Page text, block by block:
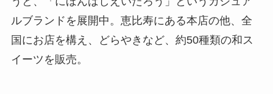
ルブランドを展開中。恵比寿にある本店の他、全
国にお店を構え、どらやきなど、約50種類の和ス
イーツを販売。